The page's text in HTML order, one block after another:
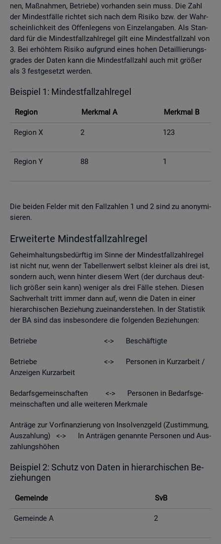
nen, Maß­nah­men, Be­trie­be) vor­han­den sein muss. Die Zahl
der Min­dest­fäl­le rich­tet sich nach dem Ri­si­ko bzw. der Wahr­
schein­lich­keit des Of­fen­le­gens von Ein­zel­an­ga­ben. Als Stan­
dard für die Min­dest­fall­zahl­re­gel gilt eine Min­dest­fall­zahl von
3. Bei er­höh­tem Ri­si­ko auf­grund eines hohen De­tail­lie­rungs­
gra­des der Daten kann die Min­dest­fall­zahl auch mit grö­ßer
als 3 fest­ge­setzt wer­den.
Bei­spiel 1: Min­dest­fall­zahl­re­gel
Re­gi­on Merk­mal A Merk­mal B
Re­gi­on X 2 123
Re­gi­on Y 88 1
Die bei­den Fel­der mit den Fall­zah­len 1 und 2 sind zu an­ony­mi­
sie­ren.
Er­wei­ter­te Min­dest­fall­zahl­re­gel
Ge­heim­hal­tungs­be­dürf­tig im Sinne der Min­dest­fall­zahl­re­gel
ist nicht nur, wenn der Ta­bel­len­wert selbst klei­ner als drei ist,
son­dern auch, wenn hin­ter die­sem Wert (der durch­aus deut­
lich grö­ßer sein kann) we­ni­ger als drei Fälle ste­hen. Die­sen
Sach­ver­halt tritt immer dann auf, wenn die Daten in einer
hier­ar­chi­schen Be­zie­hung zu­ein­an­der­ste­hen. In der Sta­tis­tik
der BA sind das ins­be­son­de­re die fol­gen­den Be­zie­hun­gen:
Be­trie­be <-> Be­schäf­tig­te
Be­trie­be <-> Per­so­nen in Kurz­ar­beit /
An­zei­gen Kurz­ar­beit
Be­darfs­ge­mein­schaf­ten <-> Per­so­nen in Be­darfs­ge­
mein­schaf­ten und alle wei­te­ren Merk­ma­le
An­trä­ge zur Vor­fi­nan­zie­rung von In­sol­venz­geld (Zu­stim­mung,
Aus­zah­lung) <-> In An­trä­gen ge­nann­te Per­so­nen und Aus­
zah­lungs­hö­hen
Bei­spiel 2: Schutz von Daten in hier­ar­chi­schen Be­
zie­hun­gen
Ge­mein­de SvB
Ge­mein­de A 2